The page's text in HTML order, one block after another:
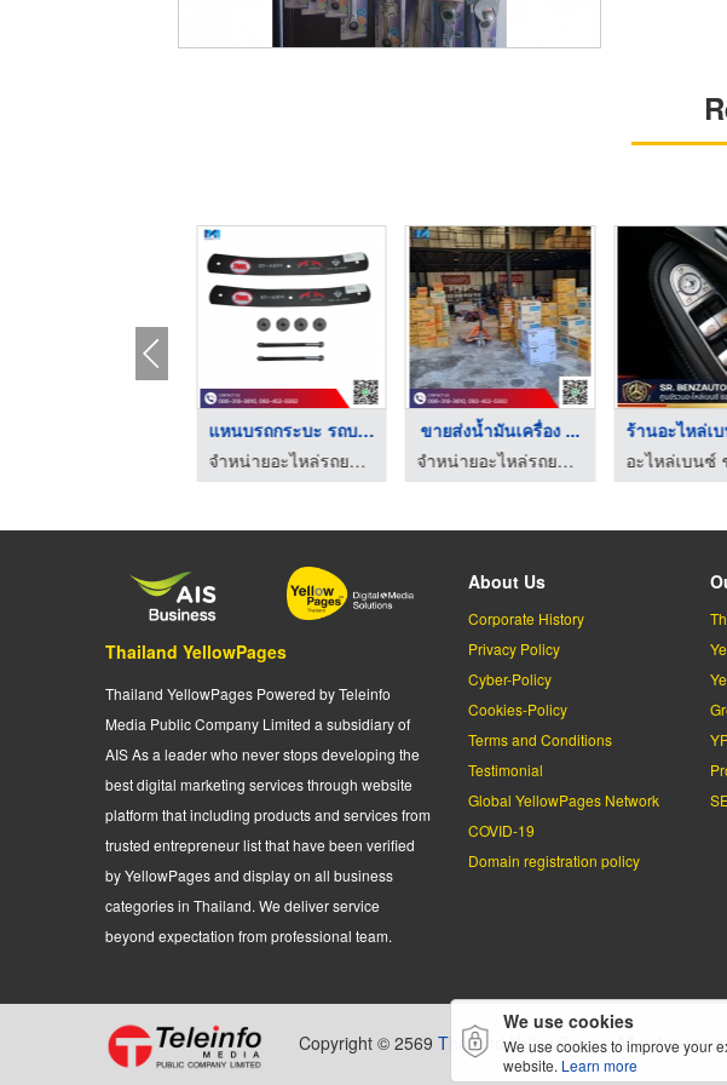
แหนบรถกระบะ รถบรรทุก ...
จำหน่ายอะไหล่รถยนต์ เสริมแหนบ เพลาลอย
ขายส่งน้ำมันเครื่อง ...
จำหน่ายอะไหล่รถยนต์ เสริมแหนบ เพลาลอย
Thailand YellowPages
Thailand YellowPages Powered by Teleinfo
Media Public Company Limited a subsidiary of
AIS As a leader who never stops developing the
best digital marketing services through website
platform that including products and services from
trusted entrepreneur list that have been verified
by YellowPages and display on all business
categories in Thailand. We deliver service
beyond expectation from professional team.
About Us
Corporate History
Privacy Policy
Cyber-Policy
Cookies-Policy
Terms and Conditions
Testimonial
Global YellowPages Network
COVID-19
Domain registration policy
Copyright © 2569 Thailand YellowPages.All rights
We use cookies
We use cookies to improve your
website. Learn more